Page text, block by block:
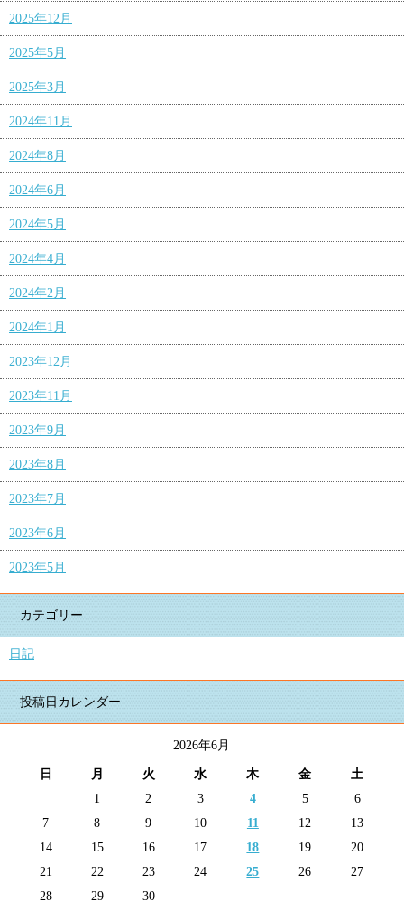
2025年12月
2025年5月
2025年3月
2024年11月
2024年8月
2024年6月
2024年5月
2024年4月
2024年2月
2024年1月
2023年12月
2023年11月
2023年9月
2023年8月
2023年7月
2023年6月
2023年5月
カテゴリー
日記
投稿日カレンダー
2026年6月
日 月 火 水 木 金
土
1
2 3 4 5
6
7
8 9 10 11 12
13
14
15 16 17 18 19
20
21
22 23 24 25 26
27
28
29 30